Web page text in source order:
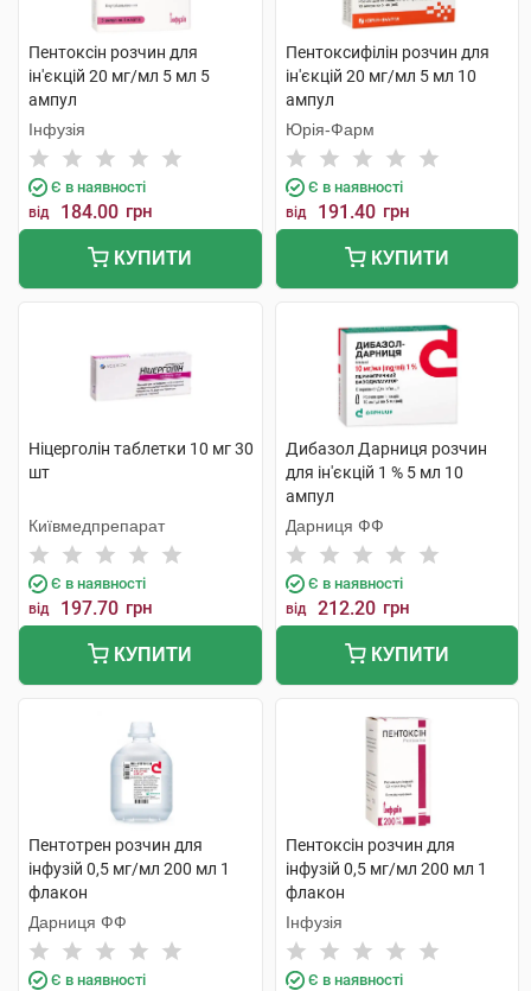
Пентоксін розчин для
ін'єкцій 20 мг/мл 5 мл 5
ампул
Інфузія
Є в наявності
від 184.00 грн
КУПИТИ
Пентоксифілін розчин для
ін'єкцій 20 мг/мл 5 мл 10
ампул
Юрія-Фарм
Є в наявності
від 191.40 грн
КУПИТИ
Ніцерголін таблетки 10 мг 30
шт
Київмедпрепарат
Є в наявності
від 197.70 грн
КУПИТИ
Дибазол Дарниця розчин
для ін'єкцій 1 % 5 мл 10
ампул
Дарниця ФФ
Є в наявності
від 212.20 грн
КУПИТИ
Пентотрен розчин для
інфузій 0,5 мг/мл 200 мл 1
флакон
Дарниця ФФ
Є в наявності
Пентоксін розчин для
інфузій 0,5 мг/мл 200 мл 1
флакон
Інфузія
Є в наявності